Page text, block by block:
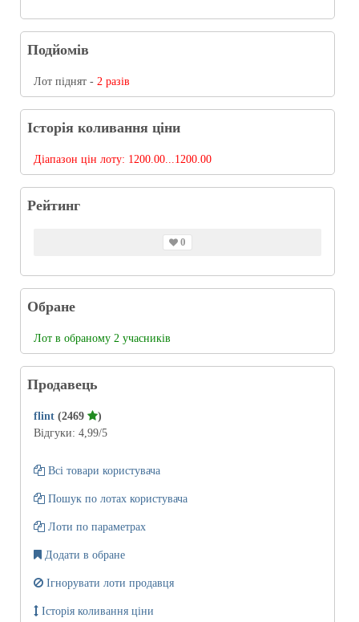
Подйомів
Лот піднят - 2 разів
Історія коливання ціни
Діапазон цін лоту: 1200.00...1200.00
Рейтинг
0
Обране
Лот в обраному 2 учасників
Продавець
flint (2469
)
Відгуки: 4,99/5
Всі товари користувача
Пошук по лотах користувача
Лоти по параметрах
Додати в обране
Ігнорувати лоти продавця
Історія коливання ціни